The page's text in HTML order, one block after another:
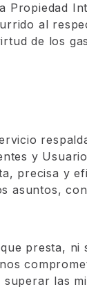
al
de los
y
precisa y
asuntos,
presta,
las